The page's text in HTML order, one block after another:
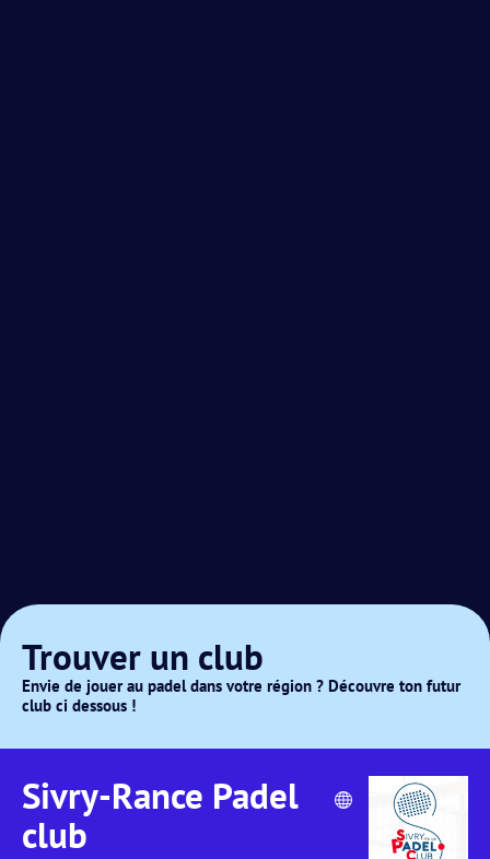
Trouver un club
Envie de jouer au padel dans votre région ? Découvre ton futur
club ci dessous !
Sivry-Rance Padel
club